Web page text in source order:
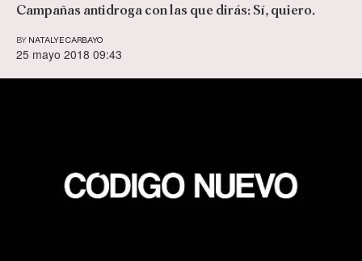
Campañas antidroga con las que dirás: Sí, quiero.
BY NATALYE CARBAYO
25 mayo 2018 09:43